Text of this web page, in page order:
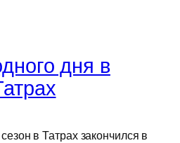
дня в
в Татрах закончился в